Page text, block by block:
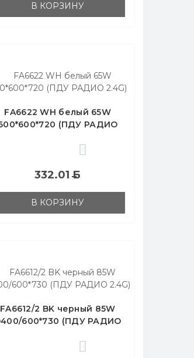
В КОРЗИНУ
FA6622 WH белый 65W
(ПДУ РАДИО
332.01Б
В КОРЗИНУ
FA6612/2 BK черный 85W
600*730 (ПДУ РАДИО